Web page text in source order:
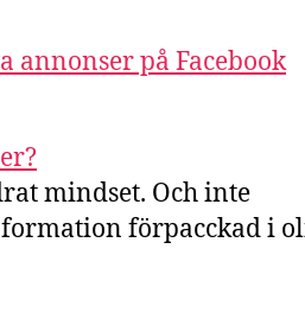
på Facebook
mindset. Och inte
förpacckad i